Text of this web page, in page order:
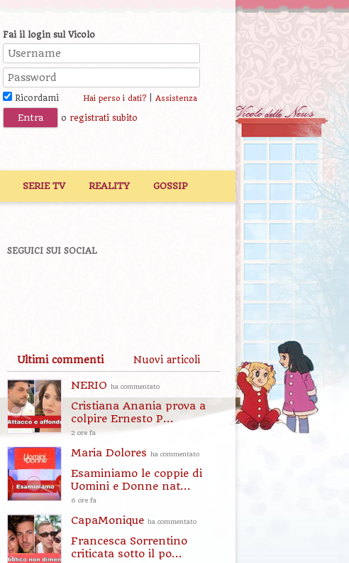
Fai il login sul Vicolo
Ricordami Hai perso i dati?| Assistenza
o registrati subito
SERIE TV REALITY GOSSIP
SEGUICI SUI SOCIAL
Ultimi commenti Nuovi articoli
NERIO ha commentato
Cristiana Anania prova a
colpire Ernesto P...
2 ore fa
Maria Dolores ha commentato
Esaminiamo le coppie di
Uomini e Donne nat...
6 ore fa
CapaMonique ha commentato
Francesca Sorrentino
criticata sotto il po...